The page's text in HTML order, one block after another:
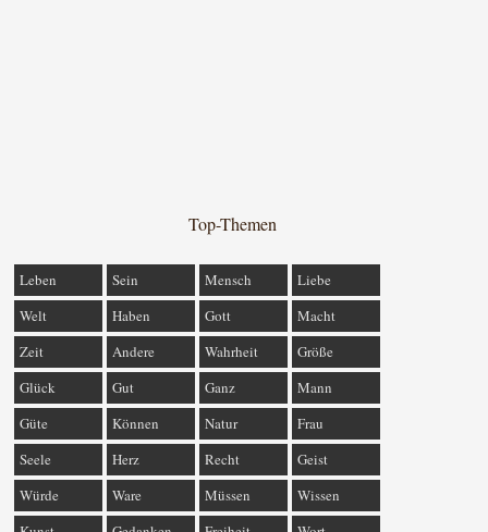
Top-Themen
Leben Sein Mensch
Liebe
Welt
Haben Gott
Macht
Zeit
Andere Wahrheit
Größe
Glück
Gut Ganz
Mann
Güte
Können Natur
Frau
Seele
Herz Recht
Geist
Würde
Ware Müssen
Wissen